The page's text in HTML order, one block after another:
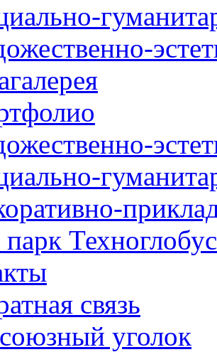
Техноглобус
связь
уголок